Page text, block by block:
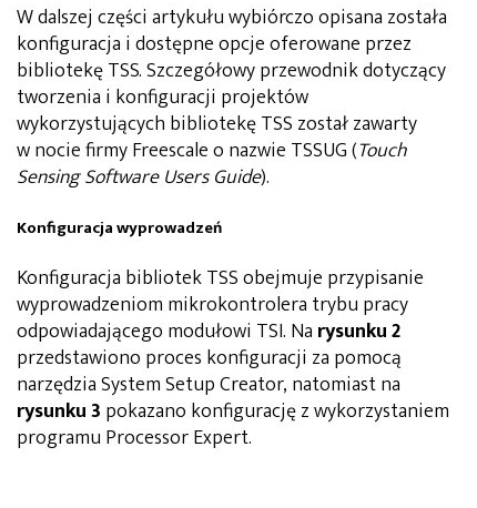
W dalszej części artykułu wybiórczo opisana została
konfiguracja i dostępne opcje oferowane przez
bibliotekę TSS. Szczegółowy przewodnik dotyczący
tworzenia i konfiguracji projektów
wykorzystujących bibliotekę TSS został zawarty
w nocie firmy Freescale o nazwie TSSUG (Touch
Sensing Software Users Guide).
Konfiguracja wyprowadzeń
Konfiguracja bibliotek TSS obejmuje przypisanie
wyprowadzeniom mikrokontrolera trybu pracy
odpowiadającego modułowi TSI. Na rysunku 2
przedstawiono proces konfiguracji za pomocą
narzędzia System Setup Creator, natomiast na
rysunku 3 pokazano konfigurację z wykorzystaniem
programu Processor Expert.